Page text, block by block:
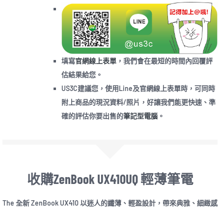
填寫官網線上表單 ，我們會在最短的時間內回覆評
估結果給您。
US3C建議您，使用Line及官網線上表單時，可同時
附上商品的現況資料/照片，好讓我們能更快速、準
確的評估你要出售的筆記型電腦 。
收購ZenBook UX410UQ 輕薄筆電
The 全新 ZenBook UX410 以迷人的纖薄、輕盈設計，帶來典雅、細緻感